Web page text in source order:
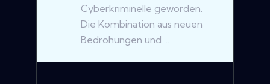
Cyberkriminelle geworden.
Die Kombination aus neuen
Bedrohungen und ...